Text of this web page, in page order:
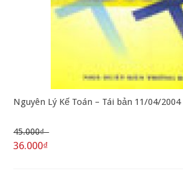
Nguyên Lý Kế Toán – Tái bản 11/04/2004
45.000₫
36.000₫